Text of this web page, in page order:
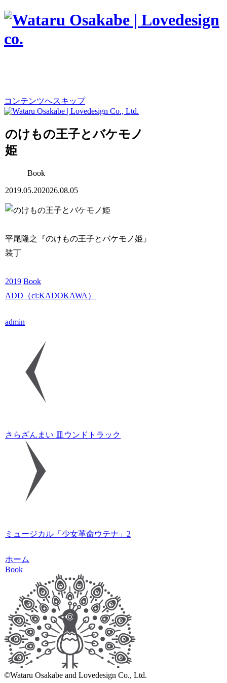
コンテンツへスキップ
のけもの王子とバケモノ
姫
Book
2019.05.202026.08.05
平尾隆之『のけもの王子とバケモノ姫』
装丁
2019 Book
ADD （cl:KADOKAWA）
admin
さらざんまい 皿ウンドトラック
ミュージカル「少女革命ウテナ」2
ホーム
Book
©Wataru Osakabe and Lovedesign Co., Ltd.